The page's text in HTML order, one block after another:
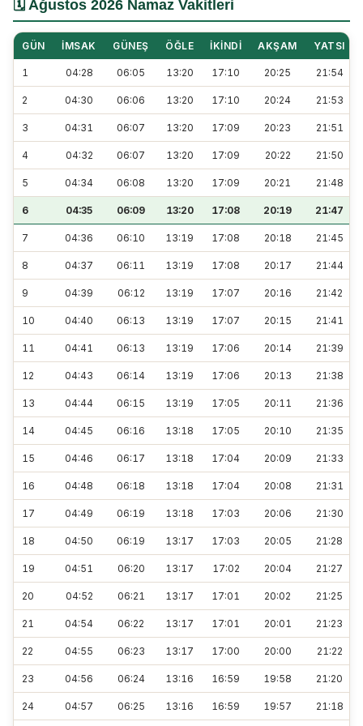
🗓️ Ağustos 2026 Namaz Vakitleri
GÜN İMSAK GÜNEŞ ÖĞLE İKINDI AKŞAM YATSI
1 04:28 06:05 13:20 17:10 20:25 21:54
2 04:30 06:06 13:20 17:10 20:24 21:53
3 04:31 06:07 13:20 17:09 20:23 21:51
4 04:32 06:07 13:20 17:09 20:22 21:50
5 04:34 06:08 13:20 17:09 20:21 21:48
6 04:35 06:09 13:20 17:08 20:19 21:47
7 04:36 06:10 13:19 17:08 20:18 21:45
8 04:37 06:11 13:19 17:08 20:17 21:44
9 04:39 06:12 13:19 17:07 20:16 21:42
10 04:40 06:13 13:19 17:07 20:15 21:41
11 04:41 06:13 13:19 17:06 20:14 21:39
12 04:43 06:14 13:19 17:06 20:13 21:38
13 04:44 06:15 13:19 17:05 20:11 21:36
14 04:45 06:16 13:18 17:05 20:10 21:35
15 04:46 06:17 13:18 17:04 20:09 21:33
16 04:48 06:18 13:18 17:04 20:08 21:31
17 04:49 06:19 13:18 17:03 20:06 21:30
18 04:50 06:19 13:17 17:03 20:05 21:28
19 04:51 06:20 13:17 17:02 20:04 21:27
20 04:52 06:21 13:17 17:01 20:02 21:25
21 04:54 06:22 13:17 17:01 20:01 21:23
22 04:55 06:23 13:17 17:00 20:00 21:22
23 04:56 06:24 13:16 16:59 19:58 21:20
24 04:57 06:25 13:16 16:59 19:57 21:18